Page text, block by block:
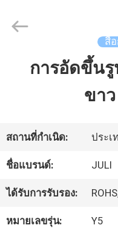
บ้าน
เกี่ยว
กับ
เรา
Plastic
CO.,LTD.
สื่
การอัดขึ้นรู
ขา
สถานที่กำเนิด: ประเ
ชื่อแบรนด์: JULI
ได้รับการรับรอง:
หมายเลขรุ่น: Y5